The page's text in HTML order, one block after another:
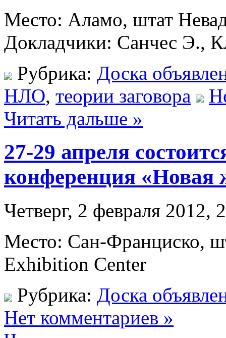
Место: Аламо, штат
Докладчики: Санчес Э.,
Рубрика: Доска
НЛО, теории заговора
Читать дальше »
27-29 апреля
конференция «Новая
Четверг, 2 февраля 2012,
Место: Сан-Франциско,
Exhibition Center
Рубрика: Доска
Нет комментариев »